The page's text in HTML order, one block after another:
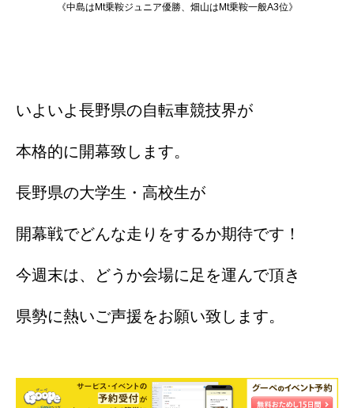
《中島はMt乗鞍ジュニア優勝、畑山はMt乗鞍一般A3位》
いよいよ長野県の自転車競技界が
本格的に開幕致します。
長野県の大学生・高校生が
開幕戦でどんな走りをするか期待です！
今週末は、どうか会場に足を運んで頂き
県勢に熱いご声援をお願い致します。